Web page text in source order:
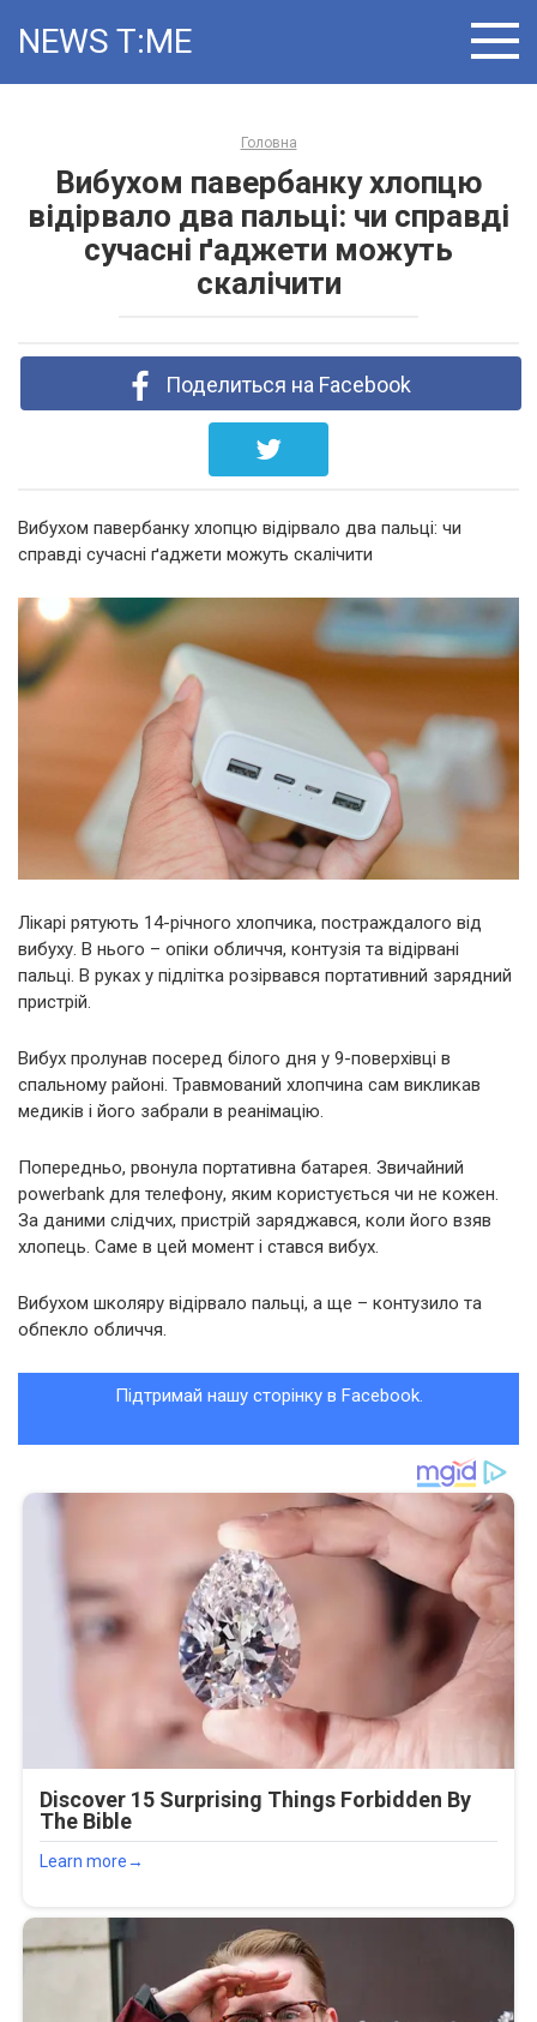
NEWS T ME
Головна
Вибухом павербанку хлопцю
відірвало два пальці: чи справді
сучасні ґаджети можуть
скалічити
Поделиться на Facebook
Вибухом павербанку хлопцю відірвало два пальці: чи
справді сучасні ґаджети можуть скалічити
Лікарі рятують 14-річного хлопчика, постраждалого від
вибуху. В нього – опіки обличчя, контузія та відірвані
пальці. В руках у підлітка розірвався портативний зарядний
пристрій.
Вибух пролунав посеред білого дня у 9-поверхівці в
спальному районі. Травмований хлопчина сам викликав
медиків і його забрали в реанімацію.
Попередньо, рвонула портативна батарея. Звичайний
powerbank для телефону, яким користується чи не кожен.
За даними слідчих, пристрій заряджався, коли його взяв
хлопець. Саме в цей момент і стався вибух.
Вибухом школяру відірвало пальці, а ще – контузило та
обпекло обличчя.
Підтримай нашу сторінку в Facebook.